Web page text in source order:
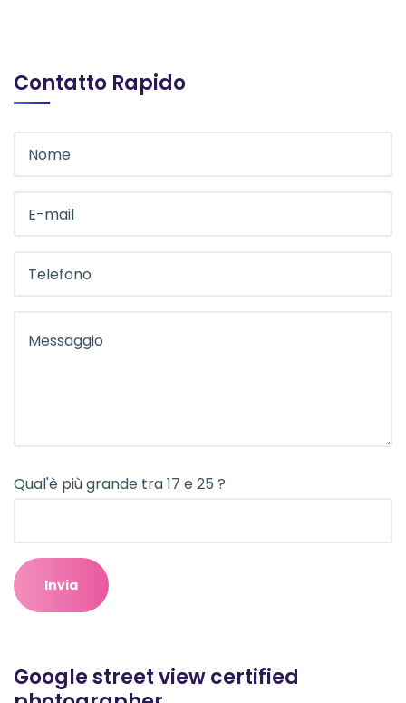
Contatto Rapido
Qual'è più grande tra 17 e 25 ?
Google street view certified